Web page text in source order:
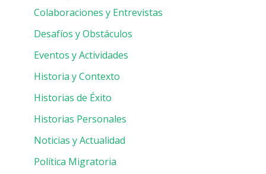
Colaboraciones y Entrevistas
Desafíos y Obstáculos
Eventos y Actividades
Historia y Contexto
Historias de Éxito
Historias Personales
Noticias y Actualidad
Política Migratoria